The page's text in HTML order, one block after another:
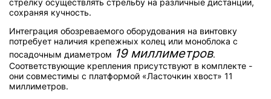
стрелку осуществлять стрельбу на различные дистанции,
сохраняя кучность.
Интеграция обозреваемого оборудования на винтовку
потребует наличия крепежных колец или моноблока с
посадочным диаметром 19 миллиметров.
Соответствующие крепления присутствуют в комплекте -
они совместимы с платформой «Ласточкин хвост» 11
миллиметров.